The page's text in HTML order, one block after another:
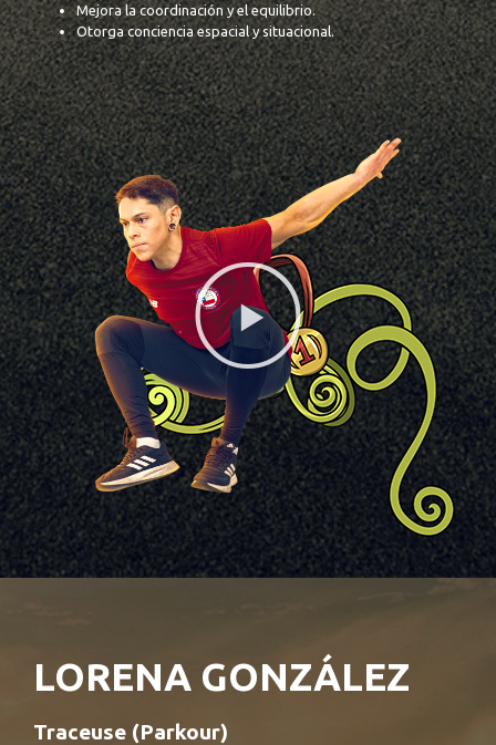
Mejora la coordinación y el equilibrio.
Otorga conciencia espacial y situacional.
LORENA GONZÁLEZ
Traceuse (Parkour)